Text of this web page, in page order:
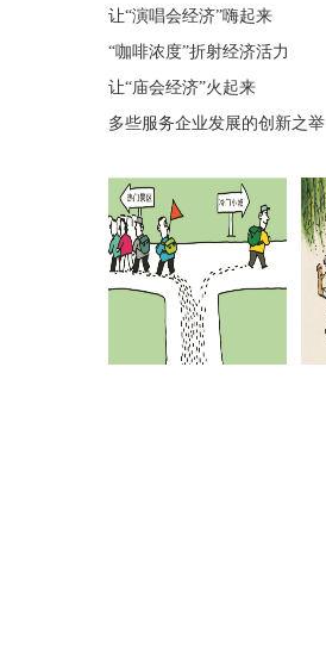
让“演唱会经济”嗨起来
“咖啡浓度”折射经济活力
让“庙会经济”火起来
多些服务企业发展的创新之举